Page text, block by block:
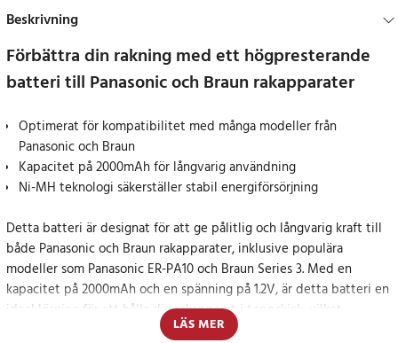
Beskrivning
Förbättra din rakning med ett högpresterande
batteri till Panasonic och Braun rakapparater
Optimerat för kompatibilitet med många modeller från
Panasonic och Braun
Kapacitet på 2000mAh för långvarig användning
Ni-MH teknologi säkerställer stabil energiförsörjning
Detta batteri är designat för att ge pålitlig och långvarig kraft till
både Panasonic och Braun rakapparater, inklusive populära
modeller som Panasonic ER-PA10 och Braun Series 3. Med en
kapacitet på 2000mAh och en spänning på 1.2V, är detta batteri en
ideal lösning för att hålla din rakapparat i toppskick, vilket
säkerställer en jämn och effektiv rakning varje gång.
LÄS MER